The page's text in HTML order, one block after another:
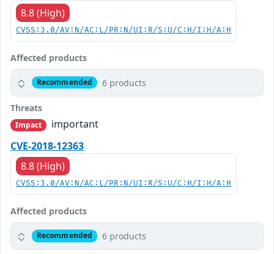
8.8 (High)
CVSS:3.0/AV:N/AC:L/PR:N/UI:R/S:U/C:H/I:H/A:H
Affected products
Recommended 6 products
Threats
Impact
important
CVE-2018-12363
8.8 (High)
CVSS:3.0/AV:N/AC:L/PR:N/UI:R/S:U/C:H/I:H/A:H
Affected products
Recommended 6 products